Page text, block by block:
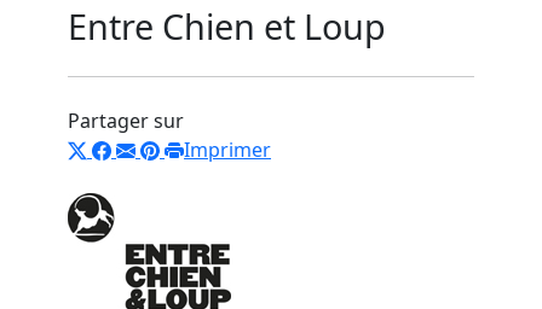
Entre Chien et Loup
Partager sur
Imprimer